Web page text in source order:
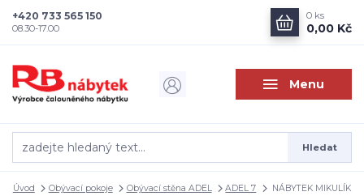
Menu
Hledat
+420 733 565 150
08.30-17.00
0 ks
0,00 Kč
Úvod Obývací pokoje Obývací stěna ADEL ADEL 7
NÁBYTEK MIKULÍK